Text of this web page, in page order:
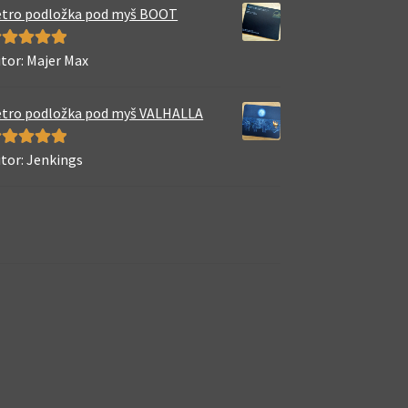
podložka pod myš BOOT
5
Majer Max
podložka pod myš VALHALLA
5
Jenkings